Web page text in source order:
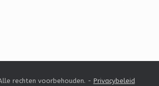
rechten voorbehouden. - Privacybeleid